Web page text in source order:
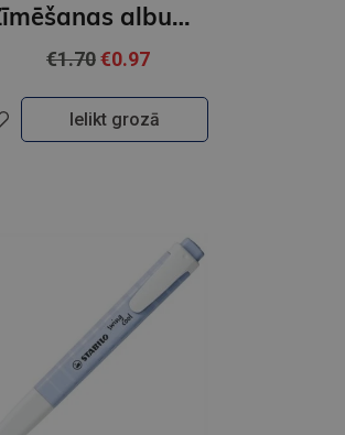
Zīmēšanas albums Stabilo A4 | 25 lapas, 2023
€1.70€0.97
Ielikt grozā